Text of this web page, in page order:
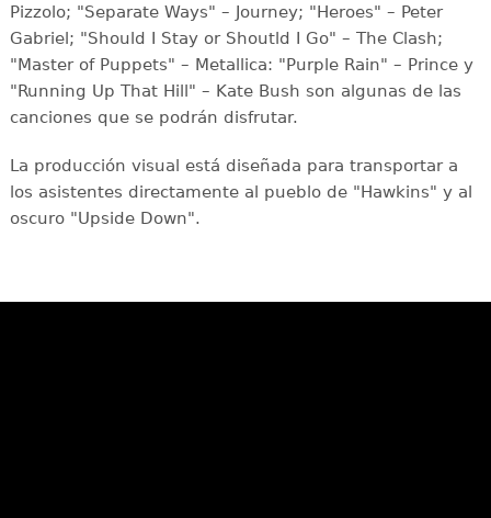
Pizzolo; "Separate Ways" – Journey; "Heroes" – Peter
Gabriel; "Should I Stay or Shoutld I Go" – The Clash;
"Master of Puppets" – Metallica: "Purple Rain" – Prince y
"Running Up That Hill" – Kate Bush son algunas de las
canciones que se podrán disfrutar.
La producción visual está diseñada para transportar a
los asistentes directamente al pueblo de "Hawkins" y al
oscuro "Upside Down".